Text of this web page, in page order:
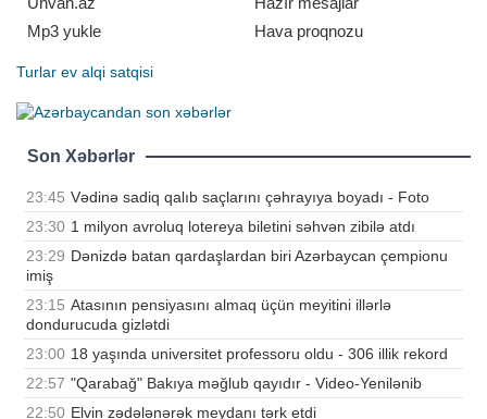
Mp3 yukle
Hava proqnozu
Turlar ev alqi satqisi
Son Xəbərlər
23:45 Vədinə sadiq qalıb saçlarını çəhrayıya boyadı - Foto
23:30 1 milyon avroluq lotereya biletini səhvən zibilə atdı
23:29 Dənizdə batan qardaşlardan biri Azərbaycan çempionu
imiş
23:15 Atasının pensiyasını almaq üçün meyitini illərlə
dondurucuda gizlətdi
23:00 18 yaşında universitet professoru oldu - 306 illik rekord
22:57 "Qarabağ" Bakıya məğlub qayıdır - Video-Yenilənib
22:50 Elvin zədələnərək meydanı tərk etdi